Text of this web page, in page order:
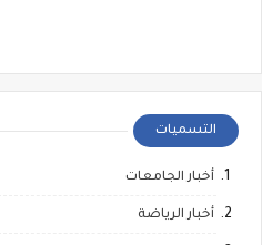
التسميات
أخبار الجامعات
أخبار الرياضة